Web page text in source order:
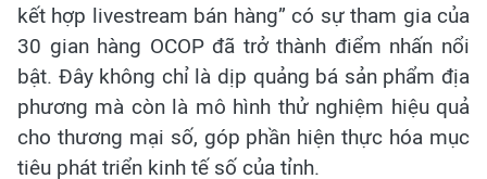
kết hợp livestream bán hàng” có sự tham gia của
30 gian hàng OCOP đã trở thành điểm nhấn nổi
bật. Đây không chỉ là dịp quảng bá sản phẩm địa
phương mà còn là mô hình thử nghiệm hiệu quả
cho thương mại số, góp phần hiện thực hóa mục
tiêu phát triển kinh tế số của tỉnh.